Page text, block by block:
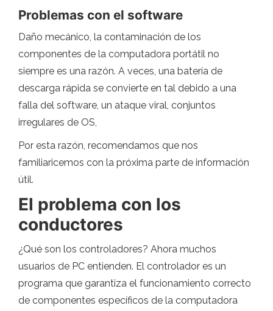
Problemas con el software
Daño mecánico, la contaminación de los
componentes de la computadora portátil no
siempre es una razón. A veces, una batería de
descarga rápida se convierte en tal debido a una
falla del software, un ataque viral, conjuntos
irregulares de OS,
Por esta razón, recomendamos que nos
familiaricemos con la próxima parte de información
útil.
El problema con los
conductores
¿Qué son los controladores? Ahora muchos
usuarios de PC entienden. El controlador es un
programa que garantiza el funcionamiento correcto
de componentes específicos de la computadora